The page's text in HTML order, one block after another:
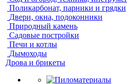
Поликарбонат, парники и грядки
Двери, окна, подоконники
Природный камень
Садовые постройки
Печи и котлы
Дымоходы
Дрова и брикеты